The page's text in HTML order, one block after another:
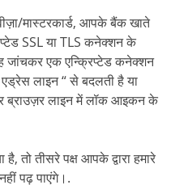
मास्टरकार्ड, आपके बैंक खाते
SSL या TLS कनेक्शन के
जांचकर एक एन्क्रिप्टेड कनेक्शन
लाइन “ से बदलती है या
ब्राउज़र लाइन में लॉक आइकन के
तो तीसरे पक्ष आपके द्वारा हमारे
पढ़ पाएंगे।.